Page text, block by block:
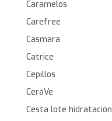
Caramelos
Carefree
Casmara
Catrice
Cepillos
CeraVe
Cesta lote hidratación